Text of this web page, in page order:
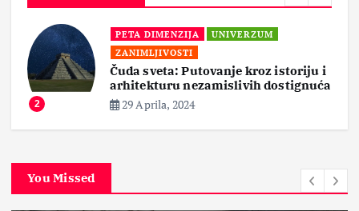
2
PETA DIMENZIJA
UNIVERZUM
ZANIMLJIVOSTI
Čuda sveta: Putovanje kroz istoriju i
arhitekturu nezamislivih dostignuća
29 Aprila, 2024
You Missed